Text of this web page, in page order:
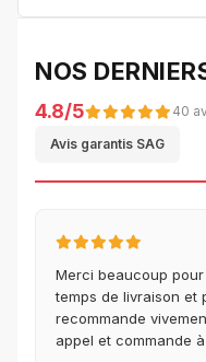
NOS
4.8/5 40
Avis garantis SAG
Merci beaucoup
temps de livraison et
recommande
appel et commande